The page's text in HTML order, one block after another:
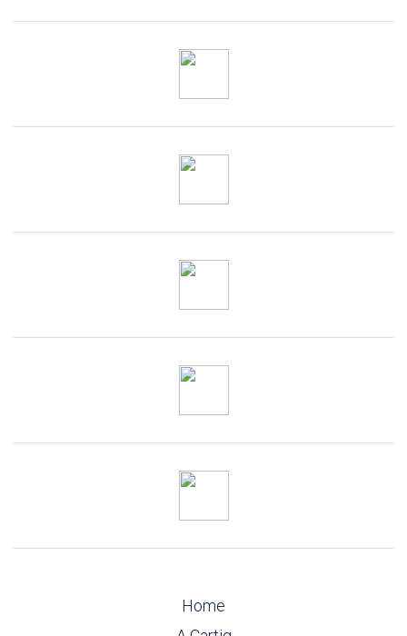
Home